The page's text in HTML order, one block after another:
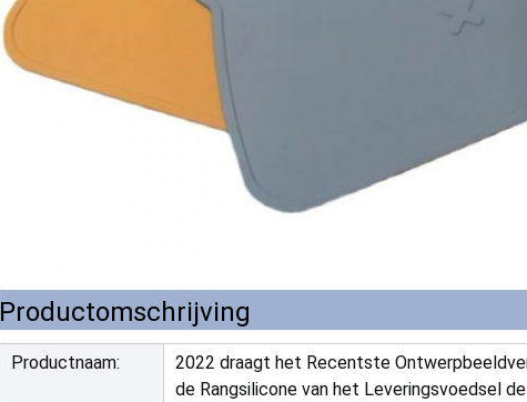
Productomschrijving
Productnaam:
2022 draagt het Recentste
de Rangsilicone van het Leveringsvoedsel